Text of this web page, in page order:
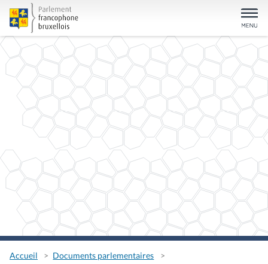
Accueil
Documents parlementaires